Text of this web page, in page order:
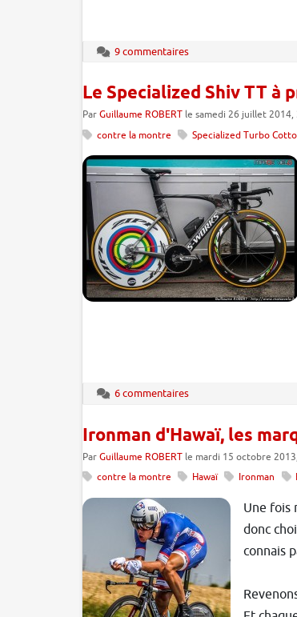
9 commentaires
Le Specialized Shiv TT à
Par Guillaume ROBERT le samedi 26 juillet 2014,
contre la montre
Specialized Turbo
6 commentaires
Ironman d'Hawaï, les
Par Guillaume ROBERT le mardi 15 octobre
contre la montre
Hawaï Ironman
Une fois
donc
connais